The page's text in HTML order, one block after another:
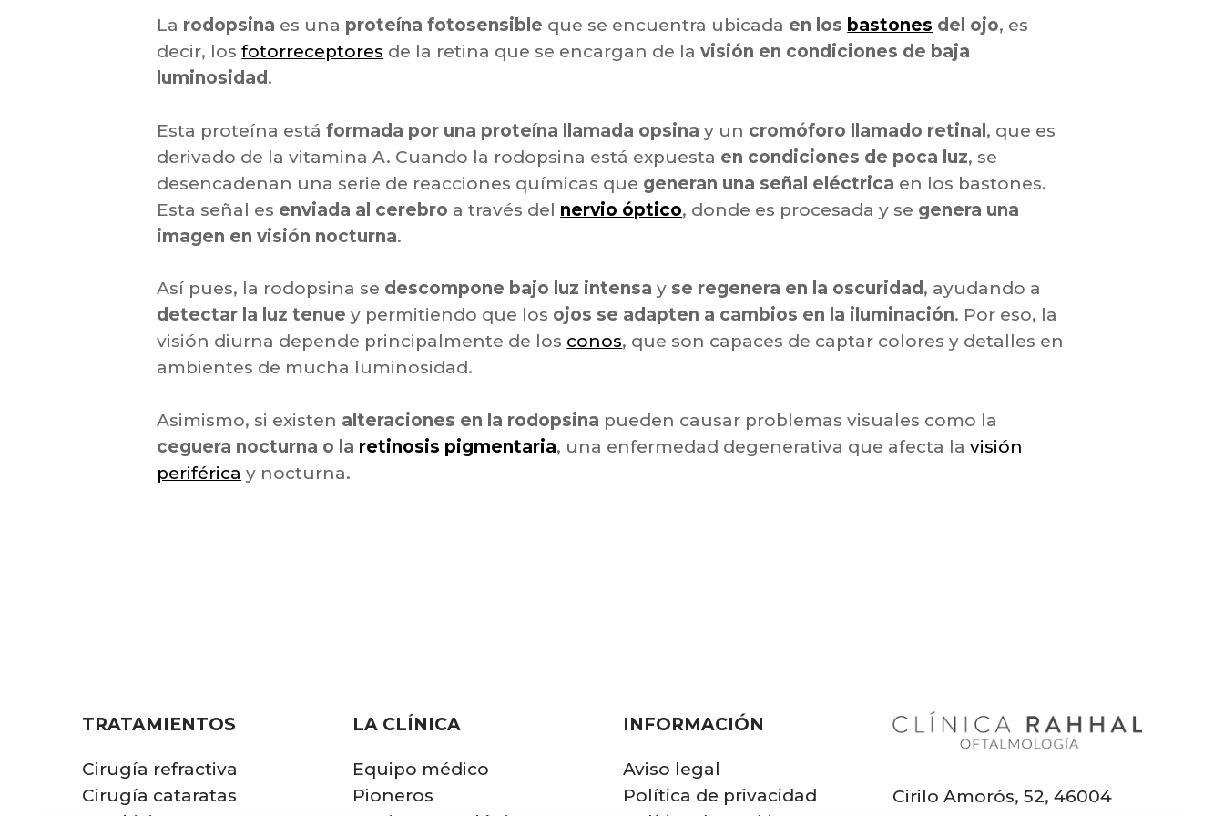
La rodopsina es una proteína fotosensible que se encuentra ubicada en los bastones del ojo, es
decir, losfotorreceptores de la retina que se encargan de lavisión en condiciones de baja
luminosidad .
Esta proteína estáformada por una proteína llamada opsina y un cromóforo llamado retinal, que es
derivado de la vitamina A. Cuando la rodopsina está expuesta en condiciones de poca luz, se
desencadenan una serie de reacciones químicas que generan una señal eléctrica en los bastones.
Esta señal es enviada al cerebro a través del nervio óptico, donde es procesada y se genera una
imagen en visión nocturna.
Así pues, la rodopsina se descompone bajo luz intensa y se regenera en la oscuridad , ayudando a
detectar la luz tenue y permitiendo que los ojos se adapten a cambios en la iluminación. Por eso, la
visión diurna depende principalmente de los conos, que son capaces de captar colores y detalles en
ambientes de mucha luminosidad.
Asimismo, si existen alteraciones en la rodopsina pueden causar problemas visuales como la
ceguera nocturna o la retinosis pigmentaria, una enfermedad degenerativa que afecta lavisión
periférica y nocturna.
TRATAMIENTOS
Cirugía refractiva
Cirugía cataratas
LA CLÍNICA
Equipo médico
Pioneros
INFORMACIÓN
Aviso legal
Política de privacidad
Cirilo Amorós, 52, 46004